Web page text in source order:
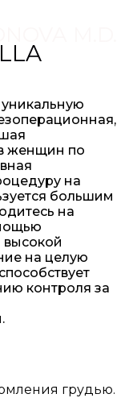
M.D.
женщин по
на
большим
на
высокой
на целую
контроля за
грудью.